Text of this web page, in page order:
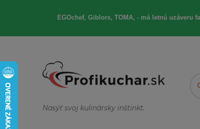
EGOchef, Giblors, TOMA, - má letnú uzáveru
Nasýť svoj kulinársky inštinkt.